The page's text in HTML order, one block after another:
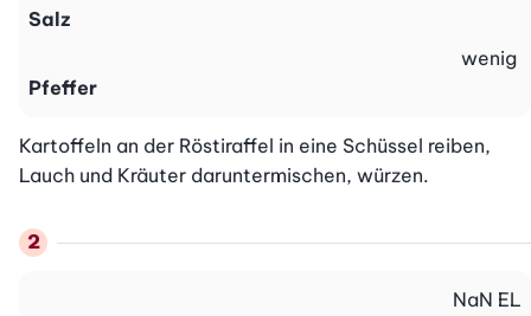
Salz
Pfeffer
wenig
Kartoffeln an der Röstiraffel in eine Schüssel reiben,
Lauch und Kräuter daruntermischen, würzen.
NaN EL